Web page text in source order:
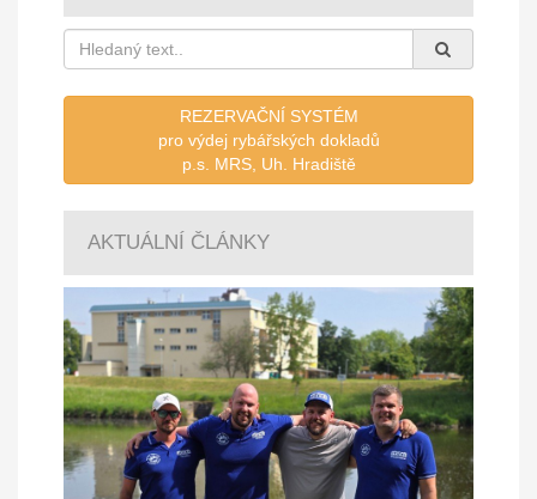
REZERVAČNÍ SYSTÉM
pro výdej rybářských dokladů
p.s. MRS, Uh. Hradiště
AKTUÁLNÍ ČLÁNKY